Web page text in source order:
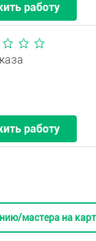
работу
работу
мастера на